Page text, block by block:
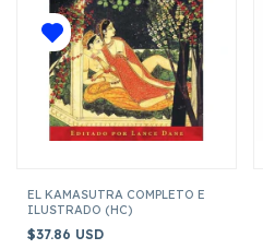
EL KAMASUTRA COMPLETO E
ILUSTRADO (HC)
$37.86 USD